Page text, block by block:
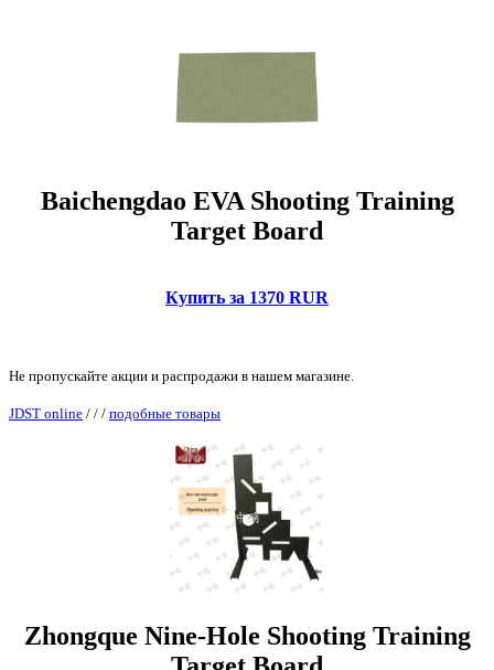
Baichengdao EVA Shooting Training
Target Board
Купить за 1370 RUR
Не пропускайте акции и распродажи в нашем магазине.
JDST online / / / подобные товары
Zhongque Nine-Hole Shooting Training